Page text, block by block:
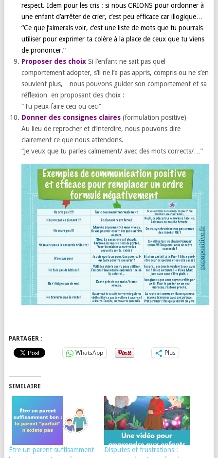
respect. Idem pour les cris : si nous CRIONS pour ordonner à
une enfant d’arrêter de crier, c’est peu efficace car illogique…
“Ce que j’aimerais voir, c’est une liste de mots que tu pourrais
utiliser pour exprimer ta colère à la place de ceux que tu viens
de prononcer.”
Proposer des choixSi l’enfant ne sait pas quel
comportement adopter, s’il ne l’a pas appris, compris ou ne s’en
souvient plus,…nous pouvons guider son comportement et sa
réflexion en proposant des choix :
“Tu peux faire ceci ou ceci”
Donner des consignes claires (formulation positive)
Au lieu de reprocher et d’interdire, nous pouvons dire
clairement ce que nous attendons.
“Je veux que tu parles calmement/ avec des mots corrects/…”
PARTAGER :
WhatsApp Plus
SIMILAIRE
Être un parent suffisamment
Disputes et frustrations :